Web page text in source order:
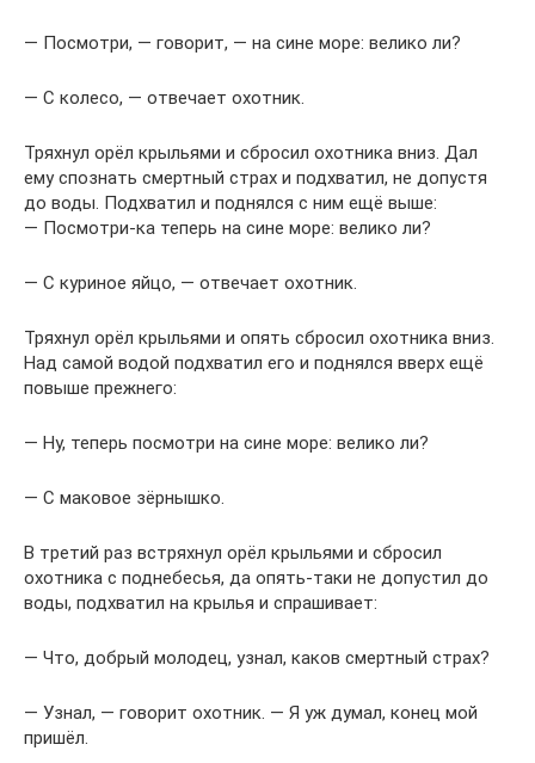
— Посмотри, — говорит, — на сине море: велико ли?
— С колесо, — отвечает охотник.
Тряхнул орёл крыльями и сбросил охотника вниз. Дал
ему спознать смертный страх и подхватил, не допустя
до воды. Подхватил и поднялся с ним ещё выше:
— Посмотри-ка теперь на сине море: велико ли?
— С куриное яйцо, — отвечает охотник.
Тряхнул орёл крыльями и опять сбросил охотника вниз.
Над самой водой подхватил его и поднялся вверх ещё
повыше прежнего:
— Ну, теперь посмотри на сине море: велико ли?
— С маковое зёрнышко.
В третий раз встряхнул орёл крыльями и сбросил
охотника с поднебесья, да опять-таки не допустил до
воды, подхватил на крылья и спрашивает:
— Что, добрый молодец, узнал, каков смертный страх?
— Узнал, — говорит охотник. — Я уж думал, конец мой
пришёл.